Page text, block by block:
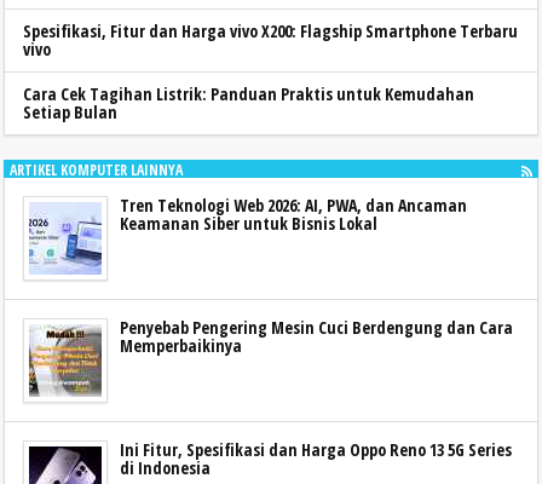
Spesifikasi, Fitur dan Harga vivo X200: Flagship Smartphone Terbaru
vivo
Cara Cek Tagihan Listrik: Panduan Praktis untuk Kemudahan
Setiap Bulan
ARTIKEL KOMPUTER LAINNYA
Tren Teknologi Web 2026: AI, PWA, dan Ancaman
Keamanan Siber untuk Bisnis Lokal
Penyebab Pengering Mesin Cuci Berdengung dan Cara
Memperbaikinya
Ini Fitur, Spesifikasi dan Harga Oppo Reno 13 5G Series
di Indonesia